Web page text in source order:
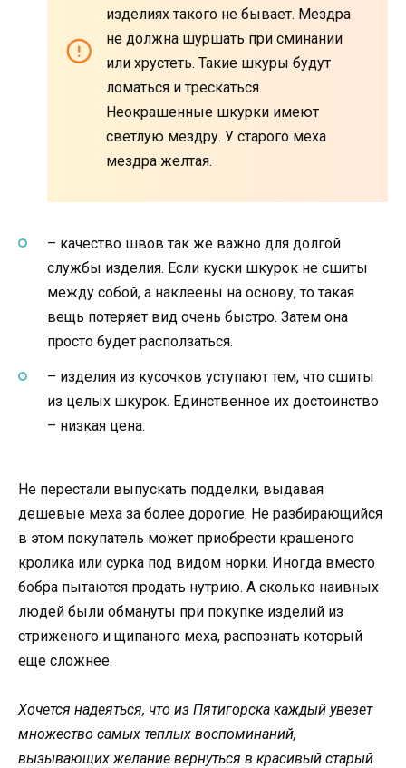
изделиях такого не бывает. Мездра
не должна шуршать при сминании
или хрустеть. Такие шкуры будут
ломаться и трескаться.
Неокрашенные шкурки имеют
светлую мездру. У старого меха
мездра желтая.
– качество швов так же важно для долгой
службы изделия. Если куски шкурок не сшиты
между собой, а наклеены на основу, то такая
вещь потеряет вид очень быстро. Затем она
просто будет расползаться.
– изделия из кусочков уступают тем, что сшиты
из целых шкурок. Единственное их достоинство
– низкая цена.
Не перестали выпускать подделки, выдавая
дешевые меха за более дорогие. Не разбирающийся
в этом покупатель может приобрести крашеного
кролика или сурка под видом норки. Иногда вместо
бобра пытаются продать нутрию. А сколько наивных
людей были обмануты при покупке изделий из
стриженого и щипаного меха, распознать который
еще сложнее.
Хочется надеяться, что из Пятигорска каждый увезет
множество самых теплых воспоминаний,
вызывающих желание вернуться в красивый старый